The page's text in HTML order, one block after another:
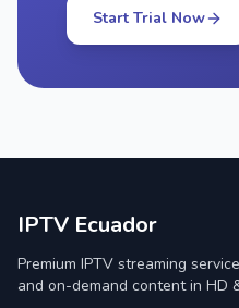
Start Trial Now
IPTV Ecuador
Premium IPTV streaming
and on-demand content in HD